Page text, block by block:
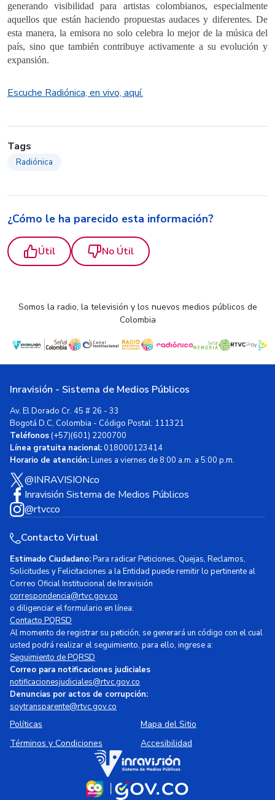
generando visibilidad para artistas colombianos, especialmente
aquellos que están haciendo propuestas audaces y diferentes. De
esta manera, la emisora no solo celebra lo mejor de la música del
país, sino que también contribuye activamente a su evolución y
expansión.
Escuche Radiónica, en vivo, aquí.
Tags
Radiónica
¿Cómo le ha parecido esta información?
Útil No Útil
Somos la radio, la televisión y los nuevos medios públicos de
Colombia
Inravisión - Sistema de Medios Públicos
Av. El Dorado Cr. 45 # 26 - 33
Bogotá D.C, Colombia - Código Postal: 111321
Teléfonos(+57)(601) 2200700
Línea gratuita nacional:018000123414
Horario de atención:Lunes a viernes de 8:00 a.m. a 5:00 p.m.
@INRAVISIONco
Inravisión Sistema de Medios Públicos
@rtvcco
Contacto Virtual
Estimado Ciudadano:Para radicar Peticiones, Quejas, Reclamos,
Solicitudes y Felicitaciones a la Entidad puede remitir lo pertinente al
Correo Oficial Institucional de Inravisión
correspondencia@rtvc.gov.co
o diligenciar el formulario en línea:
Contacto PQRSD
Al momento de registrar su petición, se generará un código con el cual
usted podrá realizar el seguimiento, para ello, ingrese a:
Seguimiento de PQRSD
Correo para notificaciones judiciales
notificacionesjudiciales@rtvc.gov.co
Denuncias por actos de corrupción:
soytransparente@rtvc.gov.co
Políticas
Mapa del Sitio
Términos y Condiciones
Accesibilidad